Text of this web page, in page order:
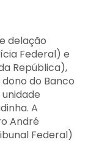
delação
Federal) e
República),
do Banco
A
André
Federal)